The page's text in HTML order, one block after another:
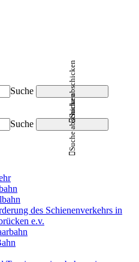
Suche
Suche abschicken
Suche
Suche abschicken
des Schienenverkehrs in
e.v.